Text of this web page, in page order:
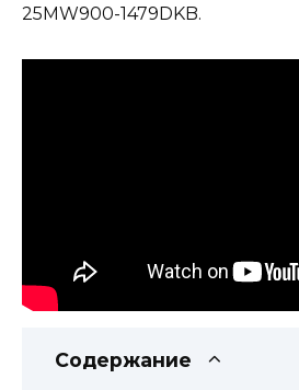
25MW900-1479DKB.
Содержание